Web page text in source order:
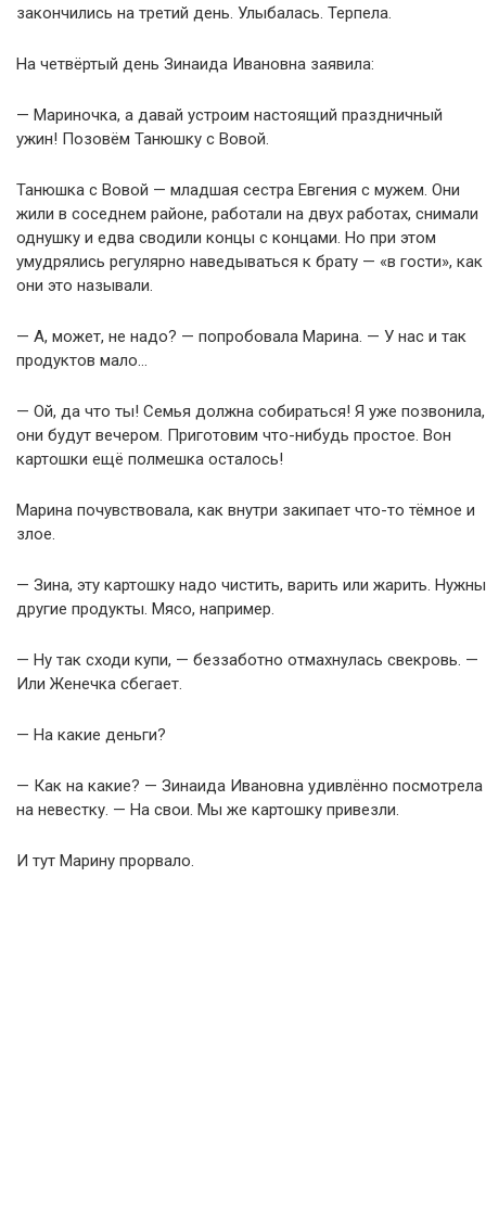
закончились на третий день. Улыбалась. Терпела.
На четвёртый день Зинаида Ивановна заявила:
— Мариночка, а давай устроим настоящий праздничный
ужин! Позовём Танюшку с Вовой.
Танюшка с Вовой — младшая сестра Евгения с мужем. Они
жили в соседнем районе, работали на двух работах, снимали
однушку и едва сводили концы с концами. Но при этом
умудрялись регулярно наведываться к брату — «в гости», как
они это называли.
— А, может, не надо? — попробовала Марина. — У нас и так
продуктов мало…
— Ой, да что ты! Семья должна собираться! Я уже позвонила,
они будут вечером. Приготовим что-нибудь простое. Вон
картошки ещё полмешка осталось!
Марина почувствовала, как внутри закипает что-то тёмное и
злое.
— Зина, эту картошку надо чистить, варить или жарить. Нужны
другие продукты. Мясо, например.
— Ну так сходи купи, — беззаботно отмахнулась свекровь. —
Или Женечка сбегает.
— На какие деньги?
— Как на какие? — Зинаида Ивановна удивлённо посмотрела
на невестку. — На свои. Мы же картошку привезли.
И тут Марину прорвало.